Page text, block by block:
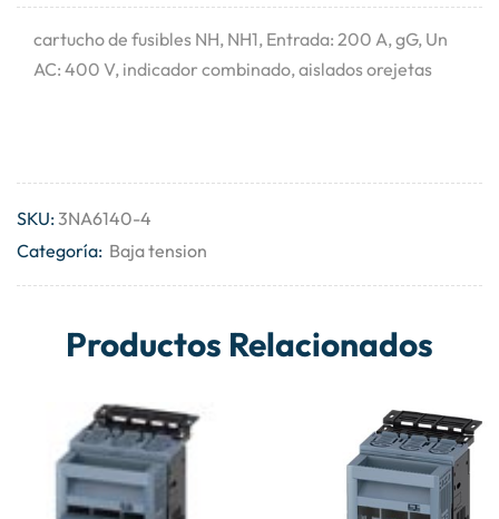
cartucho de fusibles NH, NH1, Entrada: 200 A, gG, Un
AC: 400 V, indicador combinado, aislados orejetas
SKU:3NA6140-4
Categoría: Baja tension
Productos Relacionados